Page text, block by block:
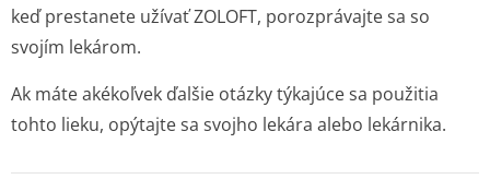
keď prestanete užívať ZOLOFT, porozprávajte sa so
svojím lekárom.
Ak máte akékoľvek ďalšie otázky týkajúce sa použitia
tohto lieku, opýtajte sa svojho lekára alebo lekárnika.